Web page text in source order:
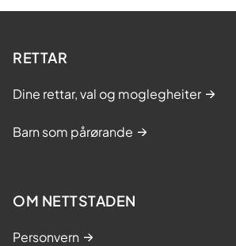
RETTAR
Dine rettar, val og moglegheiter
Barn som pårørande
OM NETTSTADEN
Personvern